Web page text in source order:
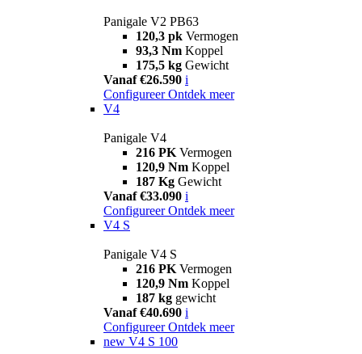
Panigale V2 PB63
120,3 pk Vermogen
93,3 Nm Koppel
175,5 kg Gewicht
Vanaf €26.590 i
Configureer Ontdek meer
V4
Panigale V4
216 PK Vermogen
120,9 Nm Koppel
187 Kg Gewicht
Vanaf €33.090 i
Configureer Ontdek meer
V4 S
Panigale V4 S
216 PK Vermogen
120,9 Nm Koppel
187 kg gewicht
Vanaf €40.690 i
Configureer Ontdek meer
new V4 S 100